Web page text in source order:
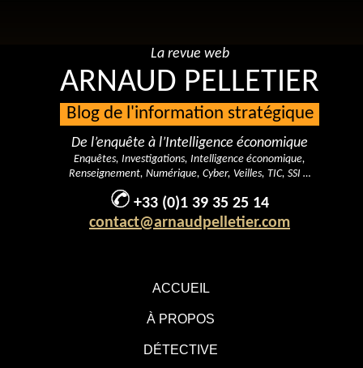
ACCUEIL
À PROPOS
DÉTECTIVE
La revue web
ARNAUD PELLETIER
Blog de l'information stratégique
De l’enquête à l’Intelligence économique
Enquêtes, Investigations, Intelligence économique,
Renseignement, Numérique, Cyber, Veilles, TIC, SSI …
+33 (0)1 39 35 25 14
contact@arnaudpelletier.com